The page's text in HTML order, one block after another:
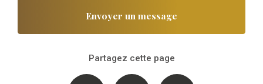
Envoyer un message
Partagez cette page
Facebook